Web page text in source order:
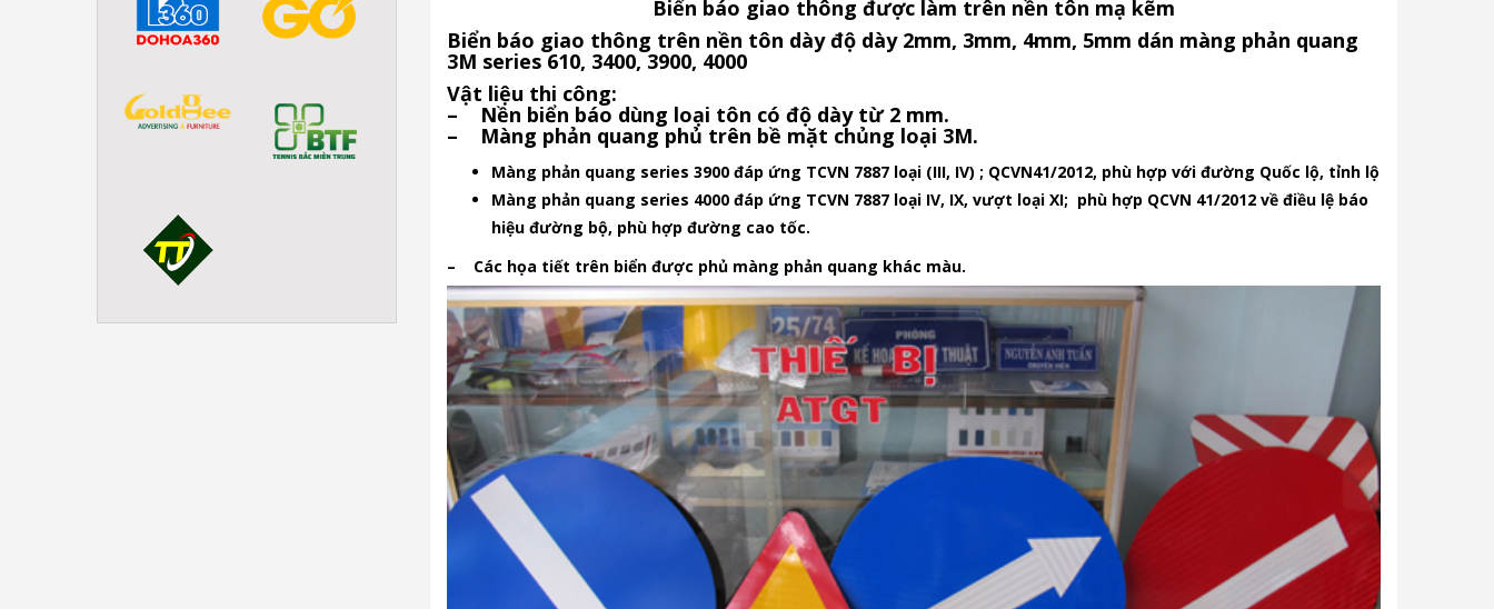
Biển báo giao thông được làm trên nền tôn mạ kẽm
Biển báo giao thông trên nền tôn dày độ dày 2mm, 3mm, 4mm, 5mm dán màng phản quang
3M series 610, 3400, 3900, 4000
Vật liệu thi công:
– Nền biển báo dùng loại tôn có độ dày từ 2 mm.
– Màng phản quang phủ trên bề mặt chủng loại 3M.
Màng phản quang series 3900 đáp ứng TCVN 7887 loại (III, IV) ; QCVN41/2012, phù hợp với đường Quốc lộ, tỉnh lộ
Màng phản quang series 4000 đáp ứng TCVN 7887 loại IV, IX, vượt loại XI; phù hợp QCVN 41/2012 về điều lệ báo
hiệu đường bộ, phù hợp đường cao tốc.
– Các họa tiết trên biển được phủ màng phản quang khác màu.